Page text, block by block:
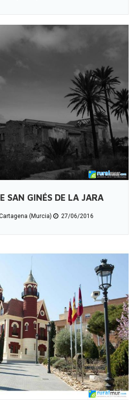
SAN GINÉS DE LA JARA
(Murcia) 27/06/2016